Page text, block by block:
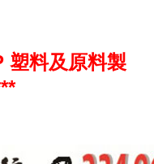
塑料及原料製
**